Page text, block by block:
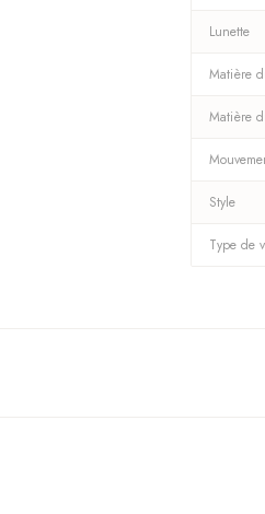
Lunette
Matière
Matière
Style
Type de